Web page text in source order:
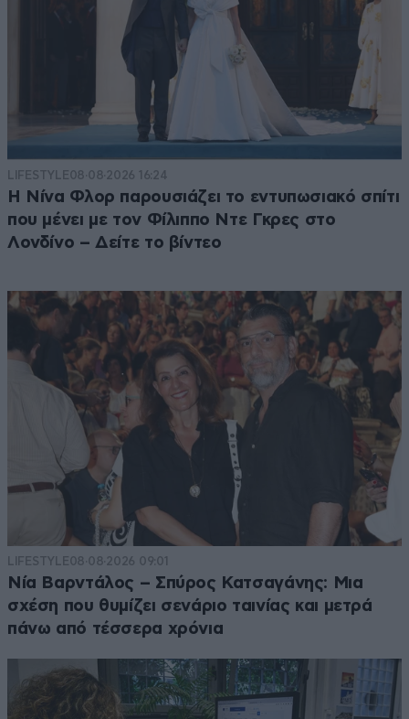
LIFESTYLE08·08·2026 16:24
Η Νίνα Φλορ παρουσιάζει το εντυπωσιακό σπίτι
που μένει με τον Φίλιππο Ντε Γκρες στο
Λονδίνο – Δείτε το βίντεο
LIFESTYLE08·08·2026 09:01
Νία Βαρντάλος – Σπύρος Κατσαγάνης: Μια
σχέση που θυμίζει σενάριο ταινίας και μετρά
πάνω από τέσσερα χρόνια